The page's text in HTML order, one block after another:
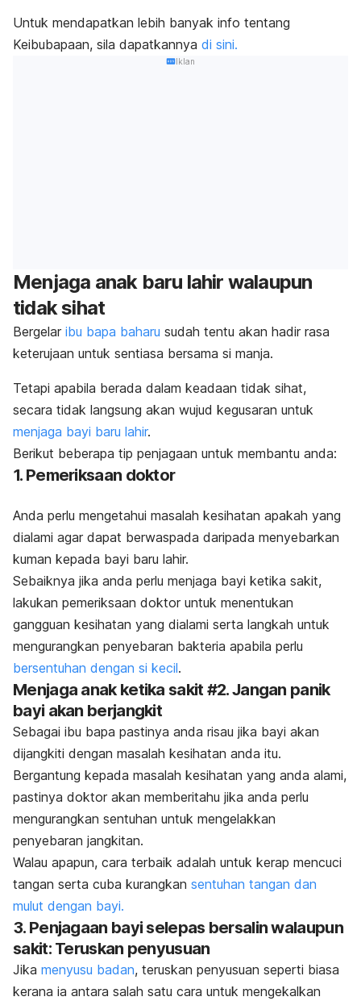
Untuk mendapatkan lebih banyak info tentang
Keibubapaan, sila dapatkannya di sini.
Iklan
Menjaga anak baru lahir walaupun
tidak sihat
Bergelar ibu bapa baharu sudah tentu akan hadir rasa
keterujaan untuk sentiasa bersama si manja.
Tetapi apabila berada dalam keadaan tidak sihat,
secara tidak langsung akan wujud kegusaran untuk
menjaga bayi baru lahir.
Berikut beberapa tip penjagaan untuk membantu anda:
1. Pemeriksaan doktor
Anda perlu mengetahui masalah kesihatan apakah yang
dialami agar dapat berwaspada daripada menyebarkan
kuman kepada bayi baru lahir.
Sebaiknya jika anda perlu menjaga bayi ketika sakit,
lakukan pemeriksaan doktor untuk menentukan
gangguan kesihatan yang dialami serta langkah untuk
mengurangkan penyebaran bakteria apabila perlu
bersentuhan dengan si kecil.
Menjaga anak ketika sakit #2. Jangan panik
bayi akan berjangkit
Sebagai ibu bapa pastinya anda risau jika bayi akan
dijangkiti dengan masalah kesihatan anda itu.
Bergantung kepada masalah kesihatan yang anda alami,
pastinya doktor akan memberitahu jika anda perlu
mengurangkan sentuhan untuk mengelakkan
penyebaran jangkitan.
Walau apapun, cara terbaik adalah untuk kerap mencuci
tangan serta cuba kurangkan sentuhan tangan dan
mulut dengan bayi.
3. Penjagaan bayi selepas bersalin walaupun
sakit: Teruskan penyusuan
Jika menyusu badan, teruskan penyusuan seperti biasa
kerana ia antara salah satu cara untuk mengekalkan